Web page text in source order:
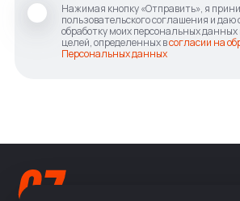
Нажимая кнопку «Отправить», я
пользовательского соглашения и даю
обработку моих персональных данных
целей, определенных всогласии на
Персональных данных